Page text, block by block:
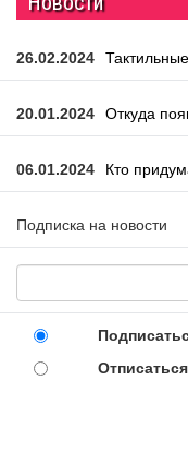
26.02.2024
20.01.2024 Откуда
06.01.2024 Кто
Подписка на новости
Отписаться